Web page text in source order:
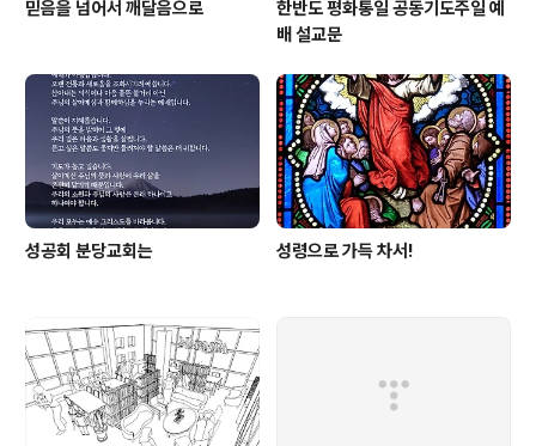
믿음을 넘어서 깨달음으로
한반도 평화통일 공동기도주일 예
배 설교문
성공회 분당교회는 성령으로 가득 차서!